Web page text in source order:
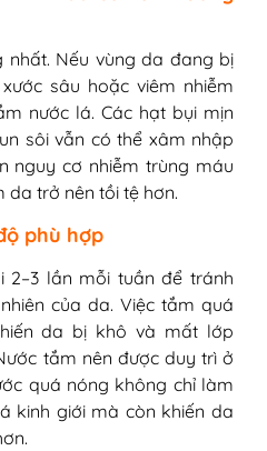
Nếu vùng da đang bị
sâu hoặc viêm nhiễm
nước lá. Các hạt bụi mịn
sôi vẫn có thể xâm nhập
nguy cơ nhiễm trùng máu
da trở nên tồi tệ hơn.
phù hợp
2–3 lần mỗi tuần để tránh
của da. Việc tắm quá
da bị khô và mất lớp
tắm nên được duy trì ở
quá nóng không chỉ làm
kinh giới mà còn khiến da